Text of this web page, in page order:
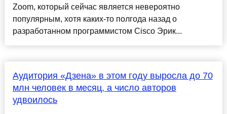
Zoom, который сейчас является невероятно
популярным, хотя каких-то полгода назад о
разработанном программистом Cisco Эрик...
Аудитория «Дзена» в этом году выросла до 70
млн человек в месяц, а число авторов
удвоилось